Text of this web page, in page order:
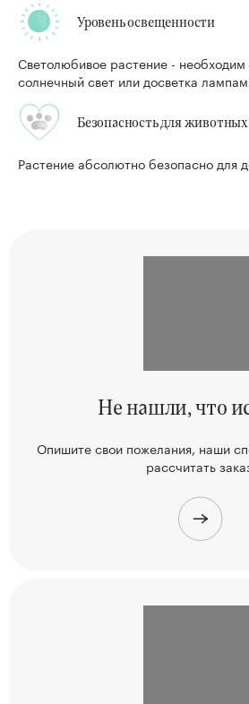
Уровень освещенности
Светолюбивое растение -
солнечный свет или досветка
Безопасность для животных
Растение абсолютно безопасно для
Не нашли,что
Опишите свои пожелания, наши
рассчитать